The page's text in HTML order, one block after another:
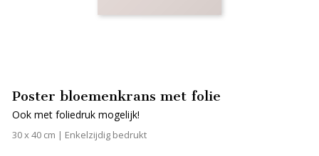
Poster bloemenkrans met folie
Ook met foliedruk mogelijk!
30 x 40 cm | Enkelzijdig bedrukt